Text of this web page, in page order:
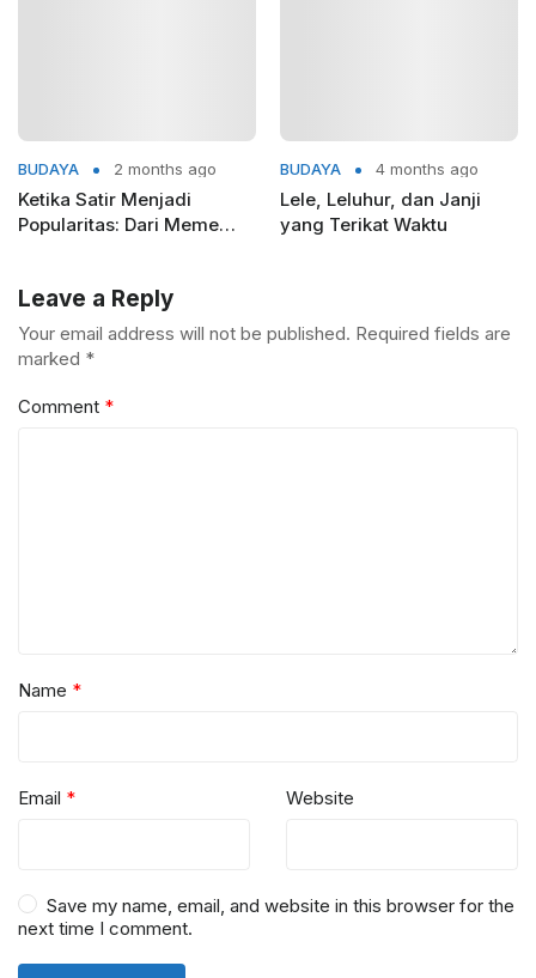
BUDAYA 2 months ago
Ketika Satir Menjadi
Popularitas: Dari Meme
BUDAYA 4 months ago
Lele, Leluhur, dan Janji
yang Terikat Waktu
Leave a Reply
Your email address will not be published. Required fields are
marked *
Comment *
Name *
Email * Website
Save my name, email, and website in this browser for the
next time I comment.